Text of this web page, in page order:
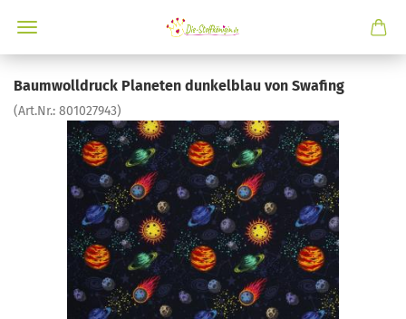
Baumwolldruck Planeten dunkelblau von Swafing
(Art.Nr.: 801027943)